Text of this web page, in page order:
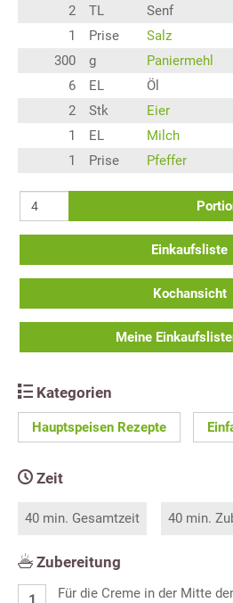
2
TL
Senf
1
Prise
Salz
300
g
Paniermehl
6
EL
Öl
2
Stk
Eier
1
EL
Milch
1
Prise Pfeffer
Einkaufsliste
Kochansicht
Meine
Kategorien
Hauptspeisen Rezepte
Zeit
40 min. Gesamtzeit 40 min.
Zubereitung
Für die Creme in der Mitte